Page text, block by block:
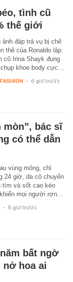
tình cũ
thế giới
ảnh đáp trả vụ bị chê
thê của Ronaldo lập
cũ Irina Shayk đụng
chụp khoe body cực…
- 6 giờ trước
mòn”, bác sĩ
có thể dẫn
vùng mông, chỉ
24 giờ, da cô chuyển
tím và sốt cao kéo
mọi người rợn…
- 6 giờ trước
bất ngờ
nở hoa ai